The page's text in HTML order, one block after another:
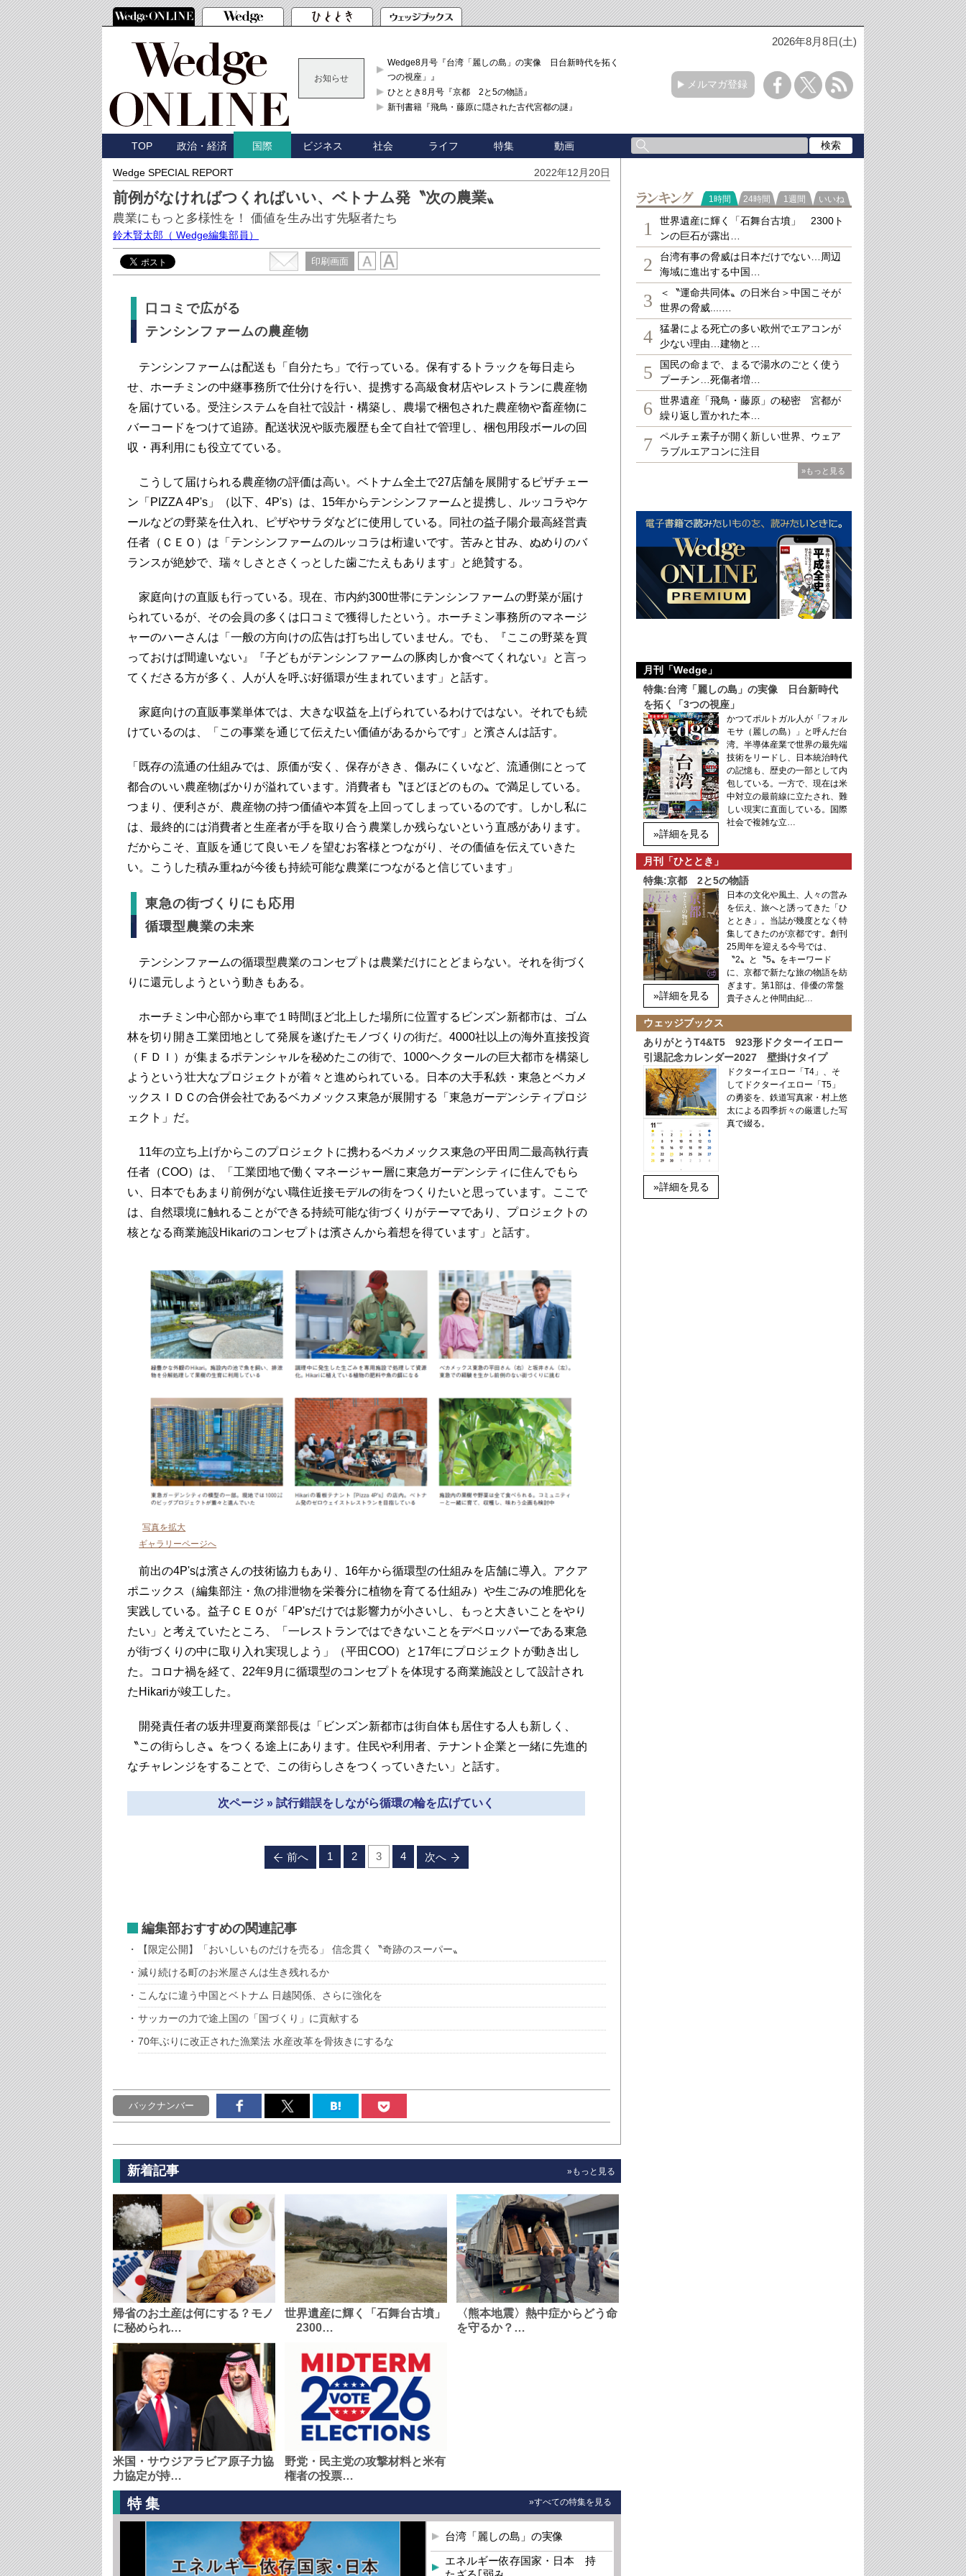
2026年8月8日(土)
お知らせ
Wedge8月号『台湾「麗しの島」の実像 日台新時代を拓く「3
つの視座」』
ひととき8月号『京都 2と5の物語』
新刊書籍『飛鳥・藤原に隠された古代宮都の謎』
メルマガ登録
TOP 政治・経済 国際 ビジネス 社会 ライフ 特集 動画
Wedge SPECIAL REPORT 2022年12月20日
前例がなければつくればいい、ベトナム発〝次の農業〟
農業にもっと多様性を！ 価値を生み出す先駆者たち
鈴木賢太郎 （ Wedge編集部員）
印刷画面
口コミで広がる
テンシンファームの農産物
テンシンファームは配送も「自分たち」で行っている。保有するトラックを毎日走ら
せ、ホーチミンの中継事務所で仕分けを行い、提携する高級食材店やレストランに農産物
を届けている。受注システムを自社で設計・構築し、農場で梱包された農産物や畜産物に
バーコードをつけて追跡。配送状況や販売履歴も全て自社で管理し、梱包用段ボールの回
収・再利用にも役立てている。
こうして届けられる農産物の評価は高い。ベトナム全土で27店舗を展開するピザチェー
ン「PIZZA 4P's」（以下、4P's）は、15年からテンシンファームと提携し、ルッコラやケ
ールなどの野菜を仕入れ、ピザやサラダなどに使用している。同社の益子陽介最高経営責
任者（ＣＥＯ）は「テンシンファームのルッコラは桁違いです。苦みと甘み、ぬめりのバ
ランスが絶妙で、瑞々しさとさくっとした歯ごたえもあります」と絶賛する。
家庭向けの直販も行っている。現在、市内約300世帯にテンシンファームの野菜が届け
られているが、その会員の多くは口コミで獲得したという。ホーチミン事務所のマネージ
ャーのハーさんは「一般の方向けの広告は打ち出していません。でも、『ここの野菜を買
っておけば間違いない』『子どもがテンシンファームの豚肉しか食べてくれない』と言っ
てくださる方が多く、人が人を呼ぶ好循環が生まれています」と話す。
家庭向けの直販事業単体では、大きな収益を上げられているわけではない。それでも続
けているのは、「この事業を通じて伝えたい価値があるからです」と濱さんは話す。
「既存の流通の仕組みでは、原価が安く、保存がきき、傷みにくいなど、流通側にとって
都合のいい農産物ばかりが溢れています。消費者も〝ほどほどのもの〟で満足している。
つまり、便利さが、農産物の持つ価値や本質を上回ってしまっているのです。しかし私に
は、最終的には消費者と生産者が手を取り合う農業しか残らないという直感があります。
だからこそ、直販を通じて良いモノを望むお客様とつながり、その価値を伝えていきた
い。こうした積み重ねが今後も持続可能な農業につながると信じています」
東急の街づくりにも応用
循環型農業の未来
テンシンファームの循環型農業のコンセプトは農業だけにとどまらない。それを街づく
りに還元しようという動きもある。
ホーチミン中心部から車で１時間ほど北上した場所に位置するビンズン新都市は、ゴム
林を切り開き工業団地として発展を遂げたモノづくりの街だ。4000社以上の海外直接投資
（ＦＤＩ）が集まるポテンシャルを秘めたこの街で、1000ヘクタールの巨大都市を構築し
ようという壮大なプロジェクトが着々と進められている。日本の大手私鉄・東急とベカメ
ックスＩＤＣの合併会社であるベカメックス東急が展開する「東急ガーデンシティプロジ
ェクト」だ。
11年の立ち上げからこのプロジェクトに携わるベカメックス東急の平田周二最高執行責
任者（COO）は、「工業団地で働くマネージャー層に東急ガーデンシティに住んでもら
い、日本でもあまり前例がない職住近接モデルの街をつくりたいと思っています。ここで
は、自然環境に触れることができる持続可能な街づくりがテーマであり、プロジェクトの
核となる商業施設Hikariのコンセプトは濱さんから着想を得ています」と話す。
写真を拡大
ギャラリーページへ
前出の4P'sは濱さんの技術協力もあり、16年から循環型の仕組みを店舗に導入。アクア
ポニックス（編集部注・魚の排泄物を栄養分に植物を育てる仕組み）や生ごみの堆肥化を
実践している。益子ＣＥＯが「4P'sだけでは影響力が小さいし、もっと大きいことをやり
たい」と考えていたところ、「一レストランではできないことをデベロッパーである東急
が街づくりの中に取り入れ実現しよう」（平田COO）と17年にプロジェクトが動き出し
た。コロナ禍を経て、22年9月に循環型のコンセプトを体現する商業施設として設計され
たHikariが竣工した。
開発責任者の坂井理夏商業部長は「ビンズン新都市は街自体も居住する人も新しく、
〝この街らしさ〟をつくる途上にあります。住民や利用者、テナント企業と一緒に先進的
なチャレンジをすることで、この街らしさをつくっていきたい」と話す。
次ページ » 試行錯誤をしながら循環の輪を広げていく
前へ 1 2 3 4 次へ
編集部おすすめの関連記事
【限定公開】「おいしいものだけを売る」 信念貫く〝奇跡のスーパー〟
減り続ける町のお米屋さんは生き残れるか
こんなに違う中国とベトナム 日越関係、さらに強化を
サッカーの力で途上国の「国づくり」に貢献する
70年ぶりに改正された漁業法 水産改革を骨抜きにするな
バックナンバー
新着記事 »もっと見る
帰省のお土産は何にする？モノ
に秘められ…
世界遺産に輝く「石舞台古墳」
2300…
〈熊本地震〉熱中症からどう命
を守るか？…
米国・サウジアラビア原子力協
力協定が持…
野党・民主党の攻撃材料と米有
権者の投票…
特集 »すべての特集を見る
台湾「麗しの島」の実像
エネルギー依存国家・日本 持
ランキング
1時間 24時間 1週間 いいね
1
世界遺産に輝く「石舞台古墳」 2300ト
ンの巨石が露出…
2
台湾有事の脅威は日本だけでない…周辺
海域に進出する中国…
3
＜〝運命共同体〟の日米台＞中国こそが
世界の脅威....…
4
猛暑による死亡の多い欧州でエアコンが
少ない理由…建物と…
5
国民の命まで、まるで湯水のごとく使う
プーチン…死傷者増…
6
世界遺産「飛鳥・藤原」の秘密 宮都が
繰り返し置かれた本…
7
ペルチェ素子が開く新しい世界、ウェア
ラブルエアコンに注目
»もっと見る
月刊「Wedge」
特集:台湾「麗しの島」の実像 日台新時代
を拓く「3つの視座」
»詳細を見る
かつてポルトガル人が「フォル
モサ（麗しの島）」と呼んだ台
湾。半導体産業で世界の最先端
技術をリードし、日本統治時代
の記憶も、歴史の一部として内
包している。一方で、現在は米
中対立の最前線に立たされ、難
しい現実に直面している。国際
社会で複雑な立…
月刊「ひととき」
特集:京都 2と5の物語
»詳細を見る
日本の文化や風土、人々の営み
を伝え、旅へと誘ってきた「ひ
ととき」。当誌が幾度となく特
集してきたのが京都です。創刊
25周年を迎える今号では、
〝2〟と〝5〟をキーワード
に、京都で新たな旅の物語を紡
ぎます。第1部は、俳優の常盤
貴子さんと仲間由紀…
ウェッジブックス
ありがとうT4&T5 923形ドクターイエロー
引退記念カレンダー2027 壁掛けタイプ
»詳細を見る
ドクターイエロー「T4」、そ
してドクターイエロー「T5」
の勇姿を、鉄道写真家・村上悠
太による四季折々の厳選した写
真で綴る。